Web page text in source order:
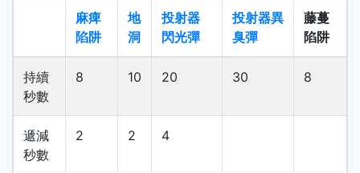
麻痺
陷阱
地
洞
投射器
閃光彈
投射器異
臭彈
藤蔓
陷阱
持續
秒數
8 10 20 30 8
遞減
秒數
2 2 4